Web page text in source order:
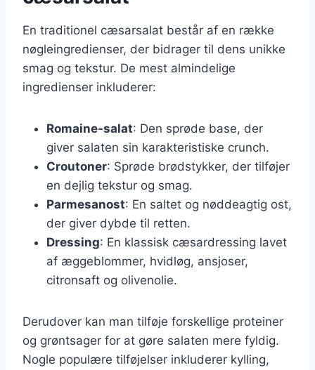
En traditionel cæsarsalat består af en række
nøgleingredienser, der bidrager til dens unikke
smag og tekstur. De mest almindelige
ingredienser inkluderer:
Romaine-salat: Den sprøde base, der
giver salaten sin karakteristiske crunch.
Croutoner: Sprøde brødstykker, der tilføjer
en dejlig tekstur og smag.
Parmesanost: En saltet og nøddeagtig ost,
der giver dybde til retten.
Dressing: En klassisk cæsardressing lavet
af æggeblommer, hvidløg, ansjoser,
citronsaft og olivenolie.
Derudover kan man tilføje forskellige proteiner
og grøntsager for at gøre salaten mere fyldig.
Nogle populære tilføjelser inkluderer kylling,